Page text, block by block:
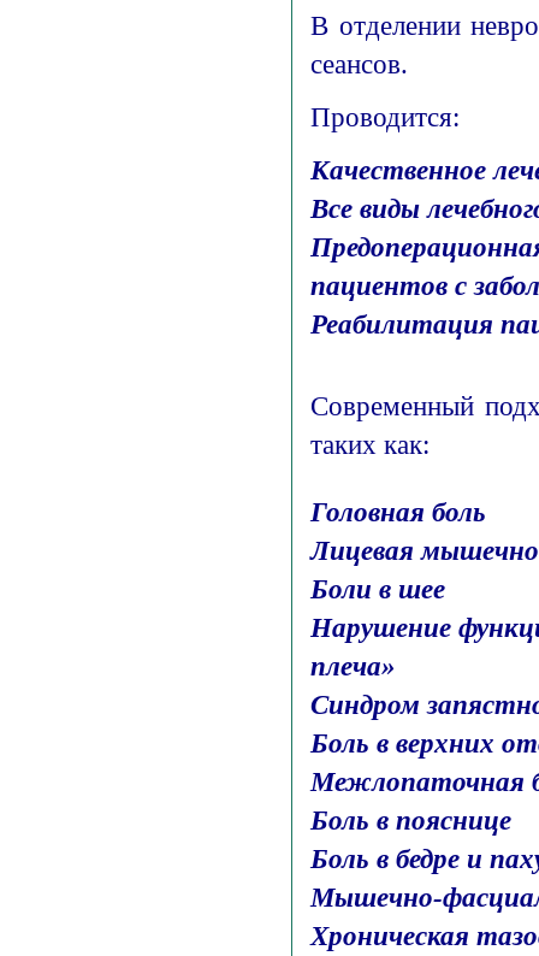
В отделении
сеансов.
Проводится:
Качественное
Все виды
пациентов с
Реабилитация
Современный
таких как:
Головная боль
Лицевая
Боли в шее
Нарушение
плеча»
Синдром
Боль в верхних
Межлопаточная
Боль в пояснице
Боль в бедре и
Мышечно-
Хроническая